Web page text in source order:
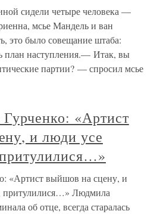
сидели четыре человека —
мсье Мандель и ван
это было совещание штаба:
план наступления.— Итак, вы
партии? — спросил мсье
«Артист
и люди усе
«Артист выйшов на сцену, и
притулилися…» Людмила
об отце, всегда старалась